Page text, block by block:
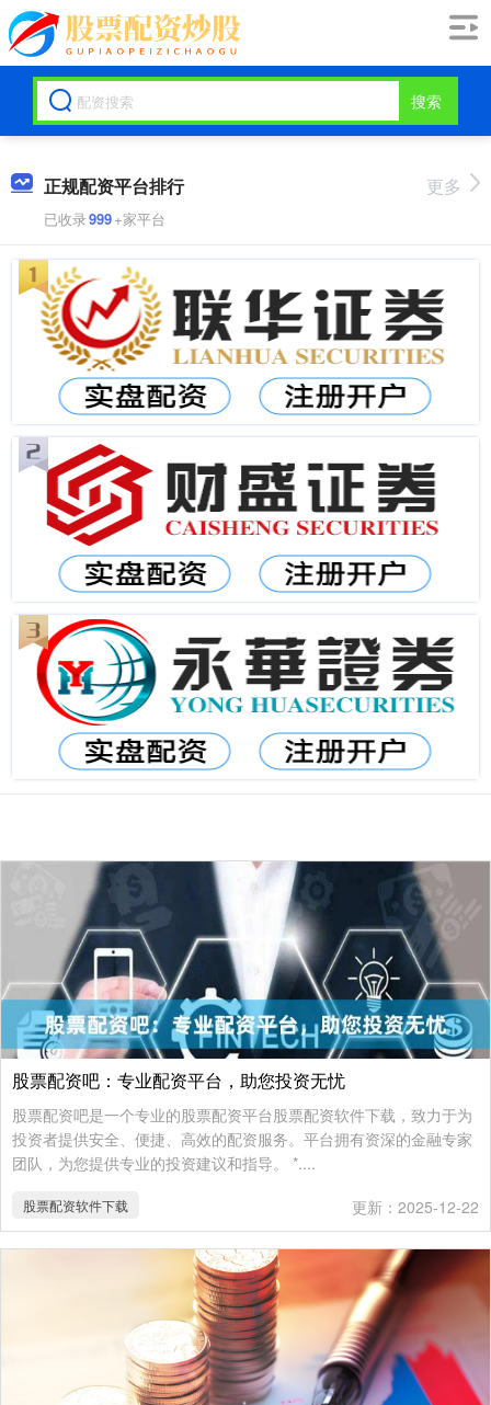
搜索
正规配资平台排行
已收录999+家平台
更多
股票配资吧：专业配资平台，助您投资无忧
股票配资吧是一个专业的股票配资平台股票配资软件下载，致力于为
投资者提供安全、便捷、高效的配资服务。平台拥有资深的金融专家
团队，为您提供专业的投资建议和指导。 *....
股票配资软件下载 更新：2025-12-22